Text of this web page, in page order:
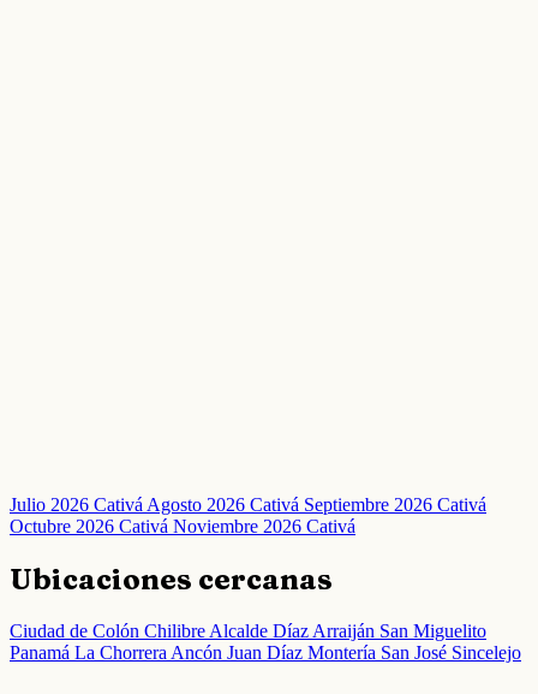
Julio 2026 CativáAgosto 2026 Cativá Septiembre 2026 Cativá
Octubre 2026 Cativá Noviembre 2026 Cativá
Ubicaciones cercanas
Ciudad de Colón Chilibre Alcalde Díaz Arraiján San Miguelito
Panamá La Chorrera Ancón Juan Díaz Montería San José Sincelejo